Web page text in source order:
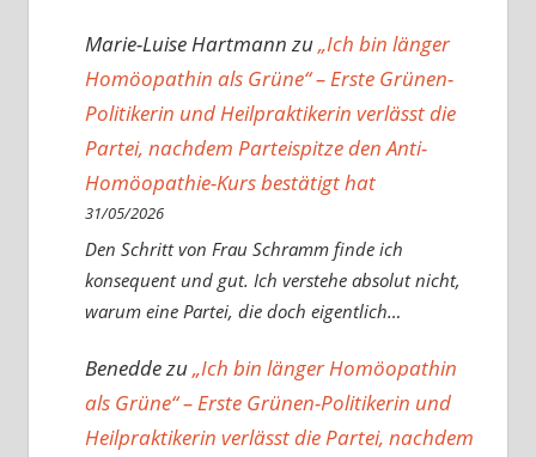
Marie-Luise Hartmannzu„Ich bin länger
Homöopathin als Grüne“ – Erste Grünen-
Politikerin und Heilpraktikerin verlässt die
Partei, nachdem Parteispitze den Anti-
Homöopathie-Kurs bestätigt hat
31/05/2026
Den Schritt von Frau Schramm finde ich
konsequent und gut. Ich verstehe absolut nicht,
warum eine Partei, die doch eigentlich…
Beneddezu„Ich bin länger Homöopathin
als Grüne“ – Erste Grünen-Politikerin und
Heilpraktikerin verlässt die Partei, nachdem